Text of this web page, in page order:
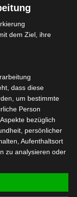
25' 32'
– Club Spor
du Sahel
Sousse (ESS)
16:30
dem Ziel, ihre
dass diese
um bestimmte
Person
bezüglich
persönlicher
Aufenthaltsort
zu analysieren oder